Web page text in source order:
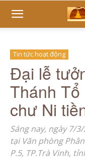
Tin tức hoạt động
Đại lễ
Thánh
chư Ni
Sáng nay, ngày 7/
tại Văn phòng
P.5, TP.Trà Vinh,